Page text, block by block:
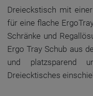
Dreieckstisch mit
für eine flache
Schränke und
Ergo Tray Schub aus
und platzsparend
Dreiecktisches